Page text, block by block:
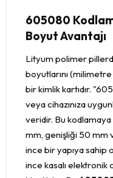
605080
Boyut Avantajı
Lityum polimer
boyutlarını
bir kimlik kartıdır.
veya cihazınıza
veridir. Bu kodlamaya
mm, genişliği 50 mm
ince bir yapıya sahip
ince kasalı elektronik